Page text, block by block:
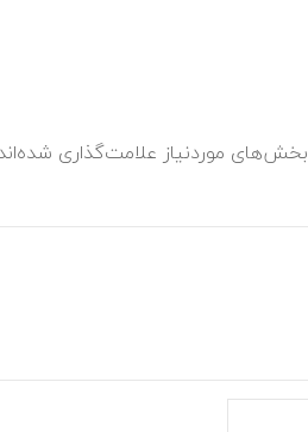
بخش‌های موردنیاز علامت‌گذاری